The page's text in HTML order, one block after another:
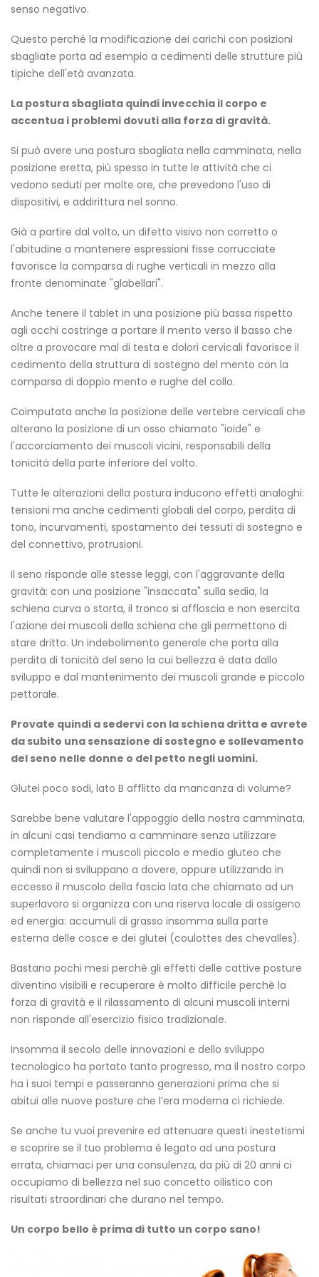
senso negativo.
Questo perchè la modificazione dei carichi con posizioni
sbagliate porta ad esempio a cedimenti delle strutture più
tipiche dell'età avanzata.
La postura sbagliata quindi invecchia il corpo e
accentua i problemi dovuti alla forza di gravità.
Si può avere una postura sbagliata nella camminata, nella
posizione eretta, più spesso in tutte le attività che ci
vedono seduti per molte ore, che prevedono l'uso di
dispositivi, e addirittura nel sonno.
Già a partire dal volto, un difetto visivo non corretto o
l'abitudine a mantenere espressioni fisse corrucciate
favorisce la comparsa di rughe verticali in mezzo alla
fronte denominate "glabellari".
Anche tenere il tablet in una posizione più bassa rispetto
agli occhi costringe a portare il mento verso il basso che
oltre a provocare mal di testa e dolori cervicali favorisce il
cedimento della struttura di sostegno del mento con la
comparsa di doppio mento e rughe del collo.
Coimputata anche la posizione delle vertebre cervicali che
alterano la posizione di un osso chiamato "ioide" e
l'accorciamento dei muscoli vicini, responsabili della
tonicità della parte inferiore del volto.
Tutte le alterazioni della postura inducono effetti analoghi:
tensioni ma anche cedimenti globali del corpo, perdita di
tono, incurvamenti, spostamento dei tessuti di sostegno e
del connettivo, protrusioni.
Il seno risponde alle stesse leggi, con l'aggravante della
gravità: con una posizione "insaccata" sulla sedia, la
schiena curva o storta, il tronco si affloscia e non esercita
l'azione dei muscoli della schiena che gli permettono di
stare dritto. Un indebolimento generale che porta alla
perdita di tonicità del seno la cui bellezza è data dallo
sviluppo e dal mantenimento dei muscoli grande e piccolo
pettorale.
Provate quindi a sedervi con la schiena dritta e avrete
da subito una sensazione di sostegno e sollevamento
del seno nelle donne o del petto negli uomini.
Glutei poco sodi, lato B afflitto da mancanza di volume?
Sarebbe bene valutare l'appoggio della nostra camminata,
in alcuni casi tendiamo a camminare senza utilizzare
completamente i muscoli piccolo e medio gluteo che
quindi non si sviluppano a dovere, oppure utilizzando in
eccesso il muscolo della fascia lata che chiamato ad un
superlavoro si organizza con una riserva locale di ossigeno
ed energia: accumuli di grasso insomma sulla parte
esterna delle cosce e dei glutei (coulottes des chevalles).
Bastano pochi mesi perchè gli effetti delle cattive posture
diventino visibili e recuperare è molto difficile perchè la
forza di gravità e il rilassamento di alcuni muscoli interni
non risponde all'esercizio fisico tradizionale.
Insomma il secolo delle innovazioni e dello sviluppo
tecnologico ha portato tanto progresso, ma il nostro corpo
ha i suoi tempi e passeranno generazioni prima che si
abitui alle nuove posture che l’era moderna ci richiede.
Se anche tu vuoi prevenire ed attenuare questi inestetismi
e scoprire se il tuo problema è legato ad una postura
errata, chiamaci per una consulenza, da più di 20 anni ci
occupiamo di bellezza nel suo concetto oilistico con
risultati straordinari che durano nel tempo.
Un corpo bello è prima di tutto un corpo sano!